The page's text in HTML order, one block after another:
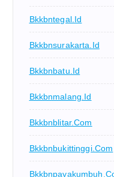
Bkkbntegal.id
Bkkbnsurakarta.id
Bkkbnbatu.id
Bkkbnmalang.id
Bkkbnblitar.com
Bkkbnbukittinggi.com